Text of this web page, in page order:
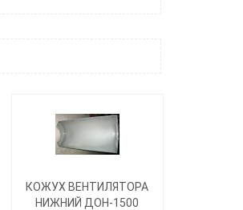
КОЖУХ ВЕНТИЛЯТОРА
НИЖНИЙ ДОН-1500